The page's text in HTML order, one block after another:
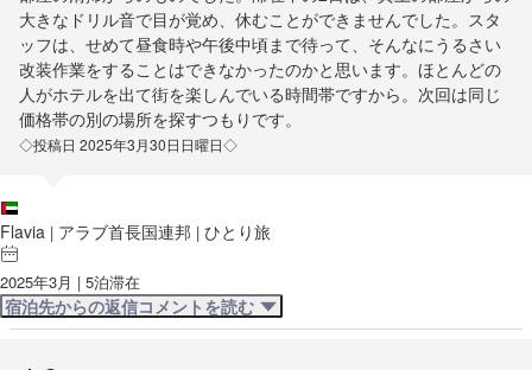
大きなドリル音で目が覚め、休むことができませんでした。スタ
ッフは、せめて昼食時や午後中頃まで待って、そんなにうるさい
改装作業をすることはできなかったのかと思います。ほとんどの
人がホテルを出て街を楽しんでいる時間帯ですから。次回は同じ
価格帯の別の場所を探すつもりです。
◇投稿日 2025年3月30日日曜日◇
Flavia | アラブ首長国連邦 | ひとり旅
2025年3月 | 5泊滞在
宿泊先からの返信コメントを読む